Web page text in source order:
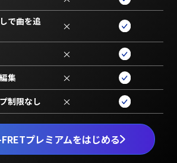
プレミアムをはじめる
で曲を追
×
×
集 ×
制限なし ×